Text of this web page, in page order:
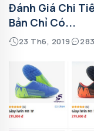
Đánh Giá Chi
Bản Chỉ Có...
23 Th6, 2019